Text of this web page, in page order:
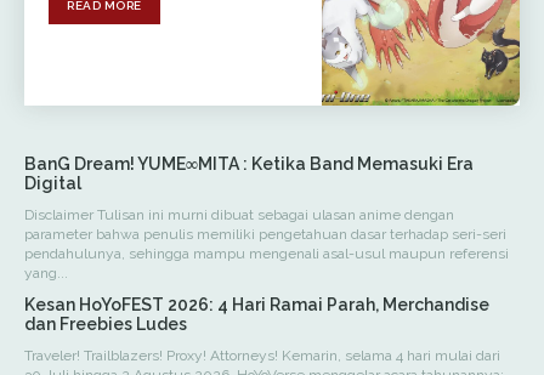
READ MORE
BanG Dream! YUME∞MITA : Ketika Band Memasuki Era
Digital
Disclaimer Tulisan ini murni dibuat sebagai ulasan anime dengan
parameter bahwa penulis memiliki pengetahuan dasar terhadap seri-seri
pendahulunya, sehingga mampu mengenali asal-usul maupun referensi
yang...
Kesan HoYoFEST 2026: 4 Hari Ramai Parah, Merchandise
dan Freebies Ludes
Traveler! Trailblazers! Proxy! Attorneys! Kemarin, selama 4 hari mulai dari